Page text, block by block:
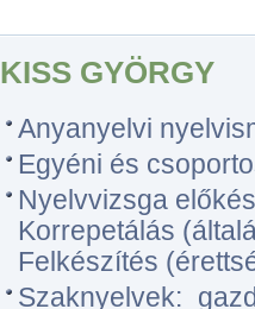
KISS GYÖRGY
Anyanyelvi
Egyéni és
Nyelvvizsga
Korrepetálás
Felkészítés
Szaknyelvek: